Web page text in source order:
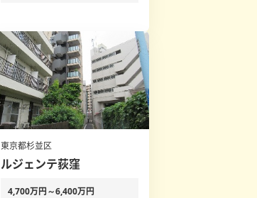
東京都杉並区
ルジェンテ荻窪
4,700万円～6,400万円